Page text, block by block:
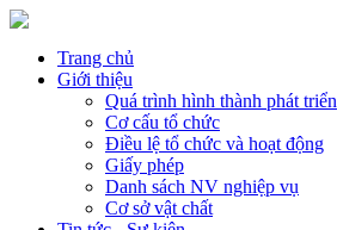
Trang chủ
Giới thiệu
Quá trình hình thành phát triển
Cơ cấu tổ chức
Điều lệ tổ chức và hoạt động
Giấy phép
Danh sách NV nghiệp vụ
Cơ sở vật chất